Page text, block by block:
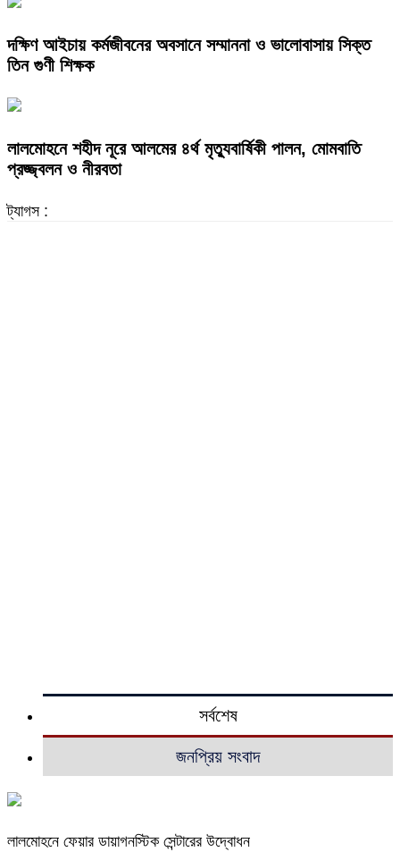
দক্ষিণ আইচায় কর্মজীবনের অবসানে সম্মাননা ও ভালোবাসায় সিক্ত
তিন গুণী শিক্ষক
লালমোহনে শহীদ নূরে আলমের ৪র্থ মৃত্যুবার্ষিকী পালন, মোমবাতি
প্রজ্জ্বলন ও নীরবতা
ট্যাগস :
সর্বশেষ
জনপ্রিয় সংবাদ
লালমোহনে ফেয়ার ডায়াগনস্টিক সেন্টারের উদ্বোধন